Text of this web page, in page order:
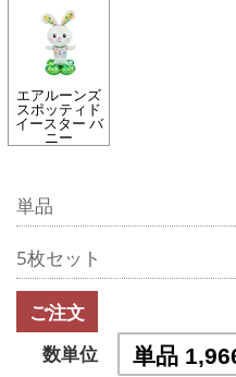
エアルーンズ
スポッティド
イースター バ
ニー
単品
5枚セット
ご注文
数単位